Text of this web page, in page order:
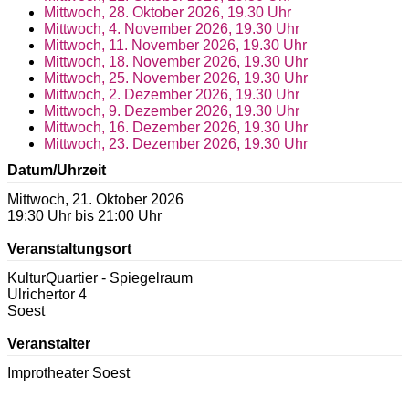
Mittwoch, 28. Oktober 2026, 19.30 Uhr
Mittwoch, 4. November 2026, 19.30 Uhr
Mittwoch, 11. November 2026, 19.30 Uhr
Mittwoch, 18. November 2026, 19.30 Uhr
Mittwoch, 25. November 2026, 19.30 Uhr
Mittwoch, 2. Dezember 2026, 19.30 Uhr
Mittwoch, 9. Dezember 2026, 19.30 Uhr
Mittwoch, 16. Dezember 2026, 19.30 Uhr
Mittwoch, 23. Dezember 2026, 19.30 Uhr
Datum/Uhrzeit
Mittwoch, 21. Oktober 2026
19:30 Uhr bis 21:00 Uhr
Veranstaltungsort
KulturQuartier - Spiegelraum
Ulrichertor 4
Soest
Veranstalter
Improtheater Soest